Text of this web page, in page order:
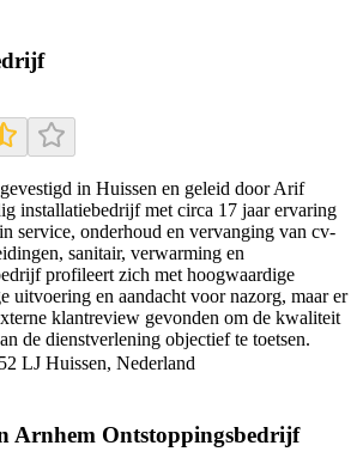
in Huissen en geleid door Arif
installatiebedrijf met circa 17 jaar ervaring
service, onderhoud en vervanging van cv-
sanitair, verwarming en
profileert zich met hoogwaardige
uitvoering en aandacht voor nazorg, maar er
klantreview gevonden om de kwaliteit
de dienstverlening objectief te toetsen.
LJ Huissen, Nederland
Arnhem Ontstoppingsbedrijf